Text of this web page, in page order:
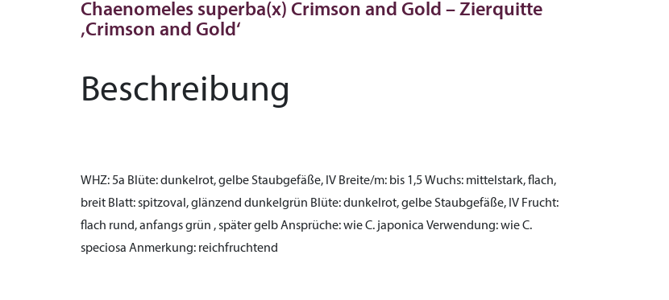
Chaenomeles superba(x) Crimson and Gold – Zierquitte
‚Crimson and Gold‘
Beschreibung
WHZ:5a Blüte:dunkelrot, gelbe Staubgefäße, IV Breite/m: bis 1,5Wuchs: mittelstark, flach,
breit Blatt:spitzoval, glänzend dunkelgrün Blüte:dunkelrot, gelbe Staubgefäße, IV Frucht:
flach rund, anfangs grün , später gelbAnsprüche:wie C. japonica Verwendung:wie C.
speciosa Anmerkung: reichfruchtend